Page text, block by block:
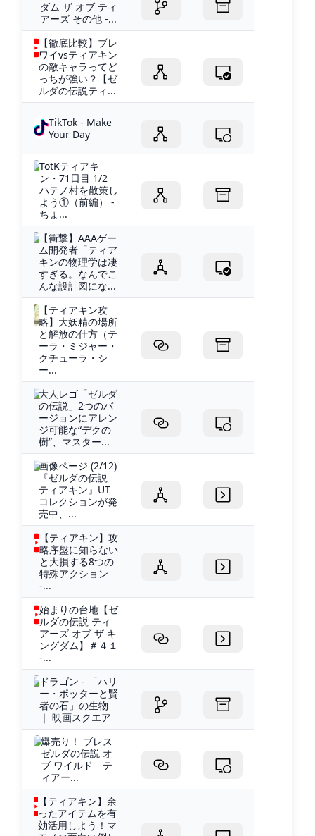
ダム ザ オブ ティ
アーズ その他 -...
【徹底比較】ブレ
ワイvsティアキン
の敵キャラってど
っちが強い？【ゼ
ルダの伝説ティ...
TikTok - Make
Your Day
TotKティアキ
ン・71日目 1/2
ハテノ村を散策し
よう①（前編） -
ちょ...
【衝撃】AAAゲー
ム開発者「ティア
キンの物理学は凄
すぎる。なんでこ
んな設計図にな...
【ティアキン攻
略】大妖精の場所
と解放の仕方（テ
ーラ・ミジャー・
クチューラ・シ
ー...
大人レゴ「ゼルダ
の伝説」2つのバ
ージョンにアレン
ジ可能な“デクの
樹”、マスター...
画像ページ (2/12)
『ゼルダの伝説
ティアキン』UT
コレクションが発
売中、...
【ティアキン】攻
略序盤に知らない
と大損する8つの
特殊アクション
-...
始まりの台地【ゼ
ルダの伝説 ティ
アーズ オブ ザ キ
ングダム】＃４１
-...
ドラゴン - 「ハリ
ー・ポッターと賢
者の石」の生物
｜ 映画スクエア
爆売り！ ブレス
ゼルダの伝説 オ
ブ ワイルド テ
ィアー...
【ティアキン】余
ったアイテムを有
効活用しよう！マ